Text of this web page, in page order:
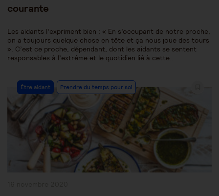
courante
Les aidants l’expriment bien : « En s’occupant de notre proche,
on a toujours quelque chose en tête et ça nous joue des tours
». C’est ce proche, dépendant, dont les aidants se sentent
responsables à l’extrême et le quotidien lié à cette…
Post
Category:
Être aidant Prendre du temps pour soi